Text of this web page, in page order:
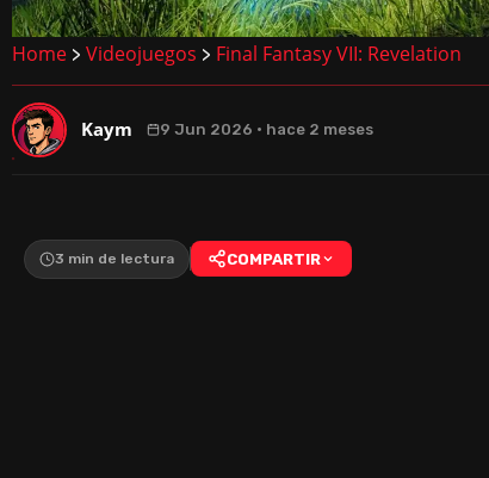
Home > Videojuegos > Final Fantasy VII: Revelation
Kaym 9 Jun 2026 · hace 2 meses
3 min de lectura COMPARTIR